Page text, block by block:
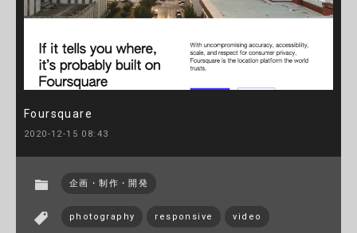
Foursquare
2020-12-15 08:43
企画・制作・開発
photography responsive video